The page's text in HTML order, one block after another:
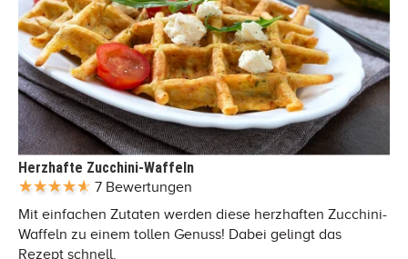
Herzhafte Zucchini-Waffeln
7 Bewertungen
Mit einfachen Zutaten werden diese herzhaften Zucchini-
Waffeln zu einem tollen Genuss! Dabei gelingt das
Rezept schnell.